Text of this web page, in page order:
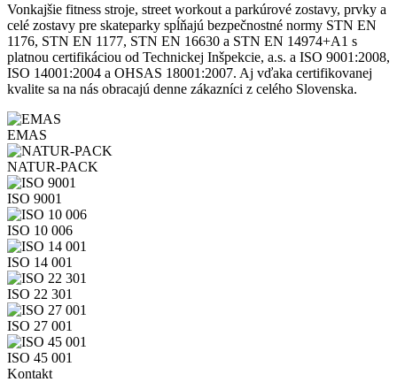
Vonkajšie fitness stroje, street workout a parkúrové zostavy, prvky a
celé zostavy pre skateparky spĺňajú bezpečnostné normy STN EN
1176, STN EN 1177, STN EN 16630 a STN EN 14974+A1 s
platnou certifikáciou od Technickej Inšpekcie, a.s. a ISO 9001:2008,
ISO 14001:2004 a OHSAS 18001:2007. Aj vďaka certifikovanej
kvalite sa na nás obracajú denne zákazníci z celého Slovenska.
EMAS
NATUR-PACK
ISO 9001
ISO 10 006
ISO 14 001
ISO 22 301
ISO 27 001
ISO 45 001
Kontakt